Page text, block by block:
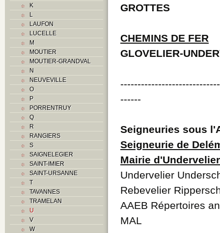
K
L
LAUFON
LUCELLE
M
MOUTIER
MOUTIER-GRANDVAL
N
NEUVEVILLE
O
P
PORRENTRUY
Q
R
RANGIERS
S
SAIGNELEGIER
SAINT-IMIER
SAINT-URSANNE
T
TAVANNES
TRAMELAN
U
V
W
GROTTES
CHEMINS DE FER
GLOVELIER-
------
Seigneuries sous
Seigneurie de
Mairie d'Undervelier
Undervelier
Rebevelier
AAEB Répertoires
MAL